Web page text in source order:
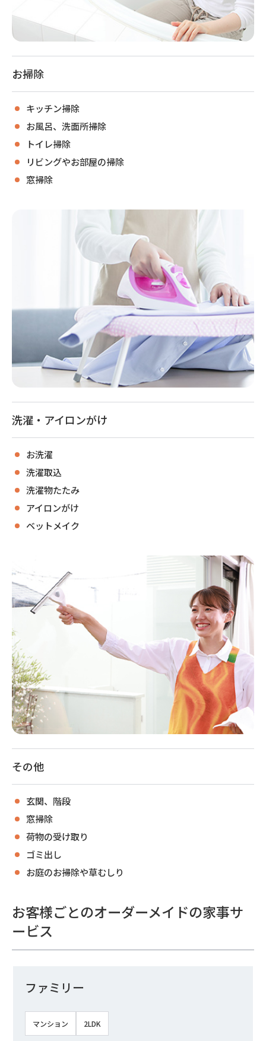
お掃除
キッチン掃除
お風呂、洗面所掃除
トイレ掃除
リビングやお部屋の掃除
窓掃除
洗濯・アイロンがけ
お洗濯
洗濯取込
洗濯物たたみ
アイロンがけ
ベットメイク
その他
玄関、階段
窓掃除
荷物の受け取り
ゴミ出し
お庭のお掃除や草むしり
お客様ごとのオーダーメイドの家事サ
ービス
ファミリー
マンション 2LDK